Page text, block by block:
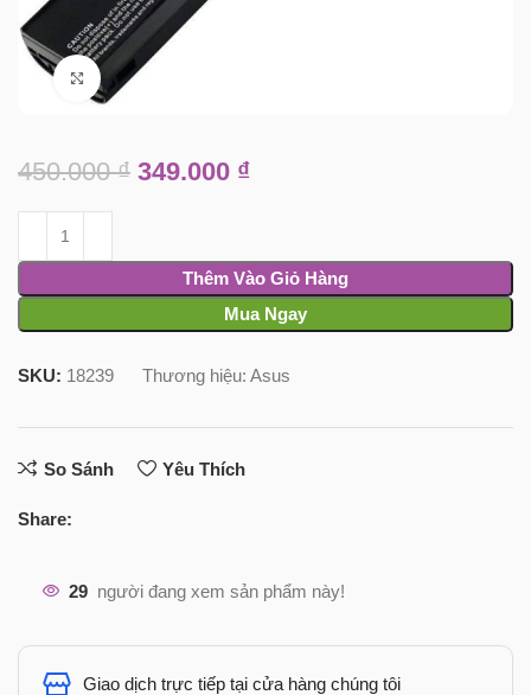
Click to enlarge
450.000₫ 349.000 ₫
Thêm Vào Giỏ Hàng
Mua Ngay
SKU: 18239 Thương hiệu:Asus
So Sánh Yêu Thích
Share:
29 người đang xem sản phẩm này!
Giao dịch trực tiếp tại cửa hàng chúng tôi